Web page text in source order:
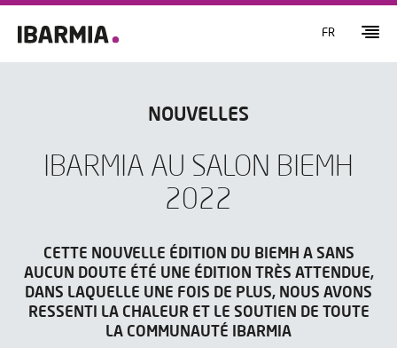
FR
NOUVELLES
IBARMIA AU SALON BIEMH
2022
CETTE NOUVELLE ÉDITION DU BIEMH A SANS
AUCUN DOUTE ÉTÉ UNE ÉDITION TRÈS ATTENDUE,
DANS LAQUELLE UNE FOIS DE PLUS, NOUS AVONS
RESSENTI LA CHALEUR ET LE SOUTIEN DE TOUTE
LA COMMUNAUTÉ IBARMIA